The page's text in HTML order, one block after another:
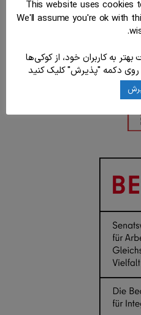
This website uses cookies
We'll assume you're ok with
به کاربران خود، از کوکی‌ها
روی دکمه "پذیرش" کلیک کنید